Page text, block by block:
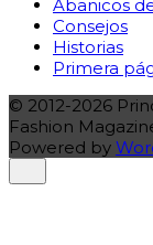
Abanicos
Consejos
Historias
Primera
© 2012-2026
Fashion
Powered by